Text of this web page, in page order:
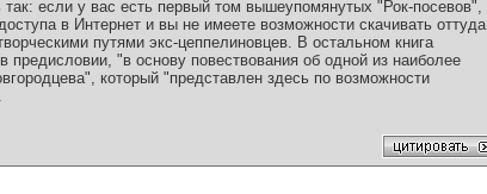
если у вас есть первый том вышеупомянутых "Рок-посевов",
в Интернет и вы не имеете возможности скачивать оттуда
путями экс-цеппелиновцев. В остальном книга
предисловии, "в основу повествования об одной из наиболее
который "представлен здесь по возможности